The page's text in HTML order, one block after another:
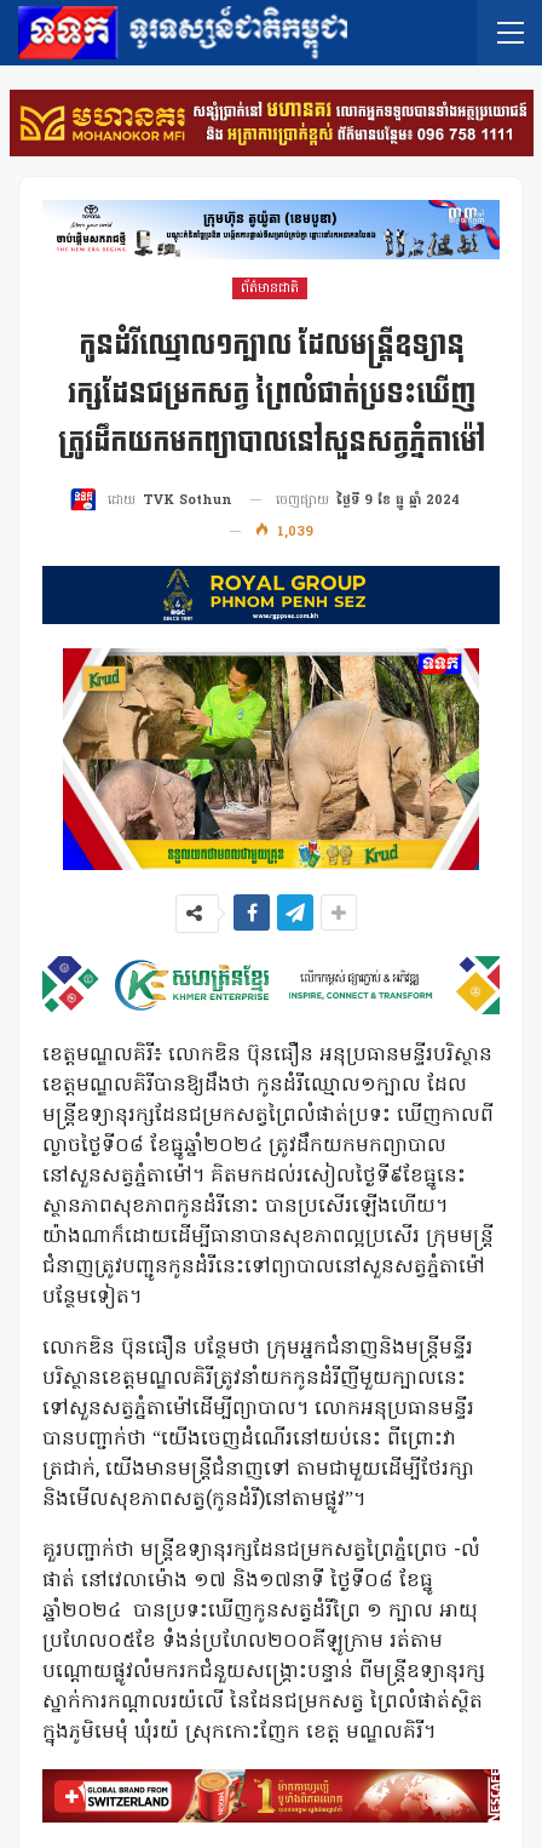
ព័ត៌មានជាតិ
កូនដំរីឈ្មោល១ក្បាល ដែលមន្ត្រីឧទ្យានុ
រក្សដែនជម្រកសត្វ ព្រៃលំផាត់ប្រទះឃើញ
ត្រូវដឹកយកមកព្យាបាលនៅសួនសត្វភ្នំតាម៉ៅ
ដោយ TVK Sothun ចេញផ្សាយ ថ្ងៃទី 9 ខែ ធ្នូ ឆ្នាំ 2024
1,039
ខេត្តមណ្ឌលគិរី៖ លោកឌិន ប៊ុនធឿន អនុប្រធានមន្ទីរបរិស្ថាន
ខេត្តមណ្ឌលគិរីបានឱ្យដឹងថា កូនដំរីឈ្មោល១ក្បាល ដែល
មន្ត្រីឧទ្យានុរក្សដែនជម្រកសត្វព្រៃលំផាត់ប្រទះ ឃើញកាលពី
ល្ងាចថ្ងៃទី០៨ ខែធ្នូឆ្នាំ២០២៤ ត្រូវដឹកយកមកព្យាបាល
នៅសួនសត្វភ្នំតាម៉ៅ។ គិតមកដល់រសៀលថ្ងៃទី៩ខែធ្នូនេះ
ស្ថានភាពសុខភាពកូនដំរីនោះ បានប្រសើរឡើងហើយ។
យ៉ាងណាក៏ដោយដើម្បីធានាបានសុខភាពល្អប្រសើរ ក្រុមមន្ត្រី
ជំនាញត្រូវបញ្ជូនកូនដំរីនេះទៅព្យាបាលនៅសួនសត្វភ្នំតាម៉ៅ
បន្ថែមទៀត។
លោកឌិន ប៊ុនធឿន បន្ថែមថា ក្រុមអ្នកជំនាញនិងមន្ត្រីមន្ទីរ
បរិស្ថានខេត្តមណ្ឌលគិរីត្រូវនាំយកកូនដំរីញីមួយក្បាលនេះ
ទៅសួនសត្វភ្នំតាម៉ៅដើម្បីព្យាបាល។ លោកអនុប្រធានមន្ទីរ
បានបញ្ជាក់ថា “យើងចេញដំណើរនៅយប់នេះ ពីព្រោះវា
ត្រជាក់, យើងមានមន្ត្រីជំនាញទៅ តាមជាមួយដើម្បីថែរក្សា
និងមើលសុខភាពសត្វ(កូនដំរី)នៅតាមផ្លូវ”។
គួរបញ្ជាក់ថា មន្ត្រីឧទ្យានុរក្សដែនជម្រកសត្វព្រៃភ្នំព្រេច -លំ
ផាត់ នៅវេលាម៉ោង ១៧ និង១៧នាទី ថ្ងៃទី០៨ ខែធ្នូ
ឆ្នាំ២០២៤ បានប្រទះឃើញកូនសត្វដំរីព្រៃ ១ ក្បាល អាយុ
ប្រហែល០៥ខែ ទំងន់ប្រហែល២០០គីឡូក្រាម រត់តាម
បណ្តោយផ្លូវលំមករកជំនួយសង្គ្រោះបន្ទាន់ ពីមន្រ្តីឧទ្យានុរក្ស
ស្នាក់ការកណ្តាលរយ៉លើ នៃដែនជម្រកសត្វ ព្រៃលំផាត់ស្ថិត
ក្នុងភូមិមេមុំ ឃុំរយ៉ ស្រុកកោះញែក ខេត្ត មណ្ឌលគិរី។